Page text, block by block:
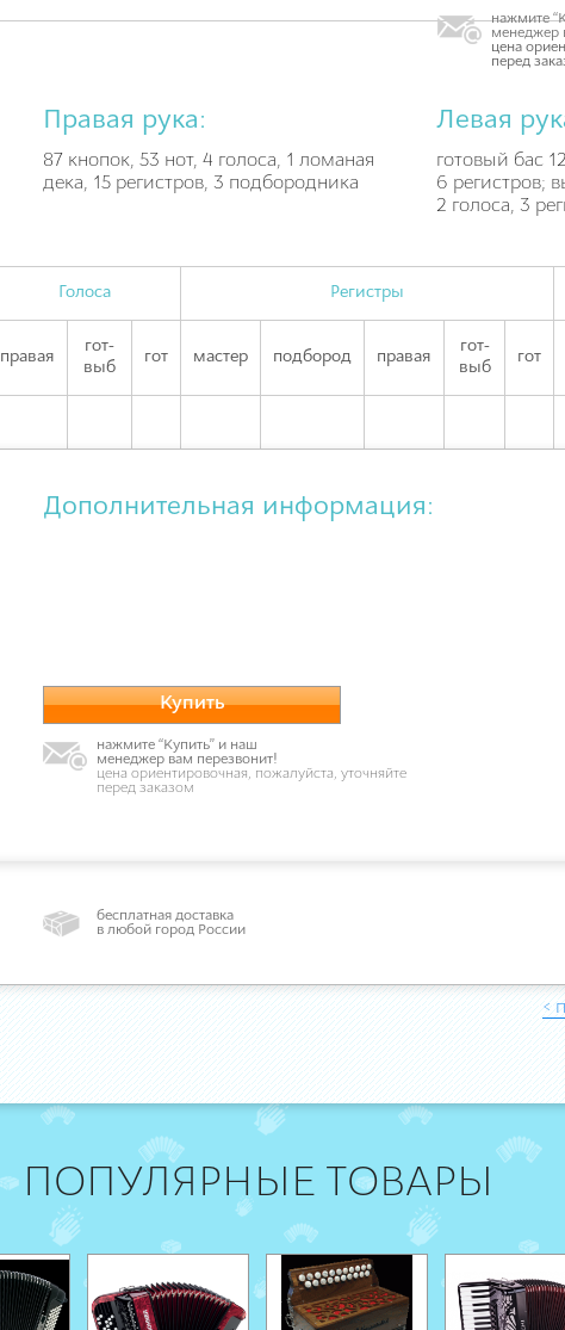
нажмите
менеджер
цена
перед
Правая рука:
87 кнопок, 53 нот, 4 голоса, 1 ломаная
дека, 15 регистров, 3 подбородника
Левая
готовый бас
6 регистров;
2 голоса, 3
Голоса Регистры
правая
гот-
выб
гот мастер подбород правая
гот-
выб
гот
Дополнительная информация:
Купить
нажмите “Купить” и наш
менеджер вам перезвонит!
цена ориентировочная, пожалуйста, уточняйте
перед заказом
бесплатная доставка
в любой город России
<
ПОПУЛЯРНЫЕ ТОВАРЫ